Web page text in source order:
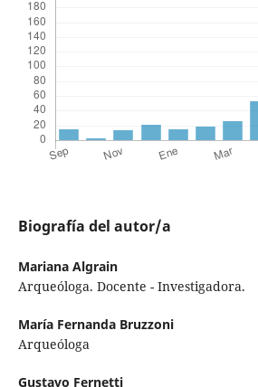
Biografía del autor/a
Mariana Algrain
Arqueóloga. Docente - Investigadora.
María Fernanda Bruzzoni
Arqueóloga
Gustavo Fernetti